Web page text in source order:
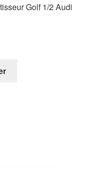
Golf 1/2 Audi